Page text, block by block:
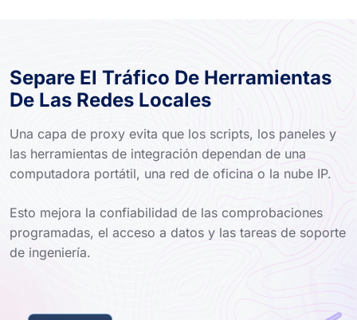
Separe El Tráfico De Herramientas
De Las Redes Locales
Una capa de proxy evita que los scripts, los paneles y
las herramientas de integración dependan de una
computadora portátil, una red de oficina o la nube IP.
Esto mejora la confiabilidad de las comprobaciones
programadas, el acceso a datos y las tareas de soporte
de ingeniería.